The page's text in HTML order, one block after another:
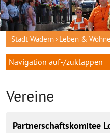
Stadt Wadern Leben &
Navigation auf-/zuklappen
Vereine
Partnerschaftskomitee